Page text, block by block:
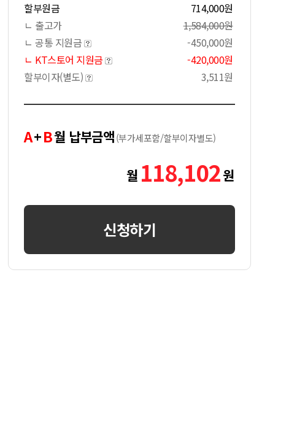
할부원금
714,000원
ㄴ 출고가
1,584,000원
ㄴ 공통 지원금
-450,000원
ㄴ KT스토어 지원금
-420,000원
할부이자(별도)
3,511원
A+B월 납부금액(부가세포함/할부이자별도)
월 118,102원
신청하기